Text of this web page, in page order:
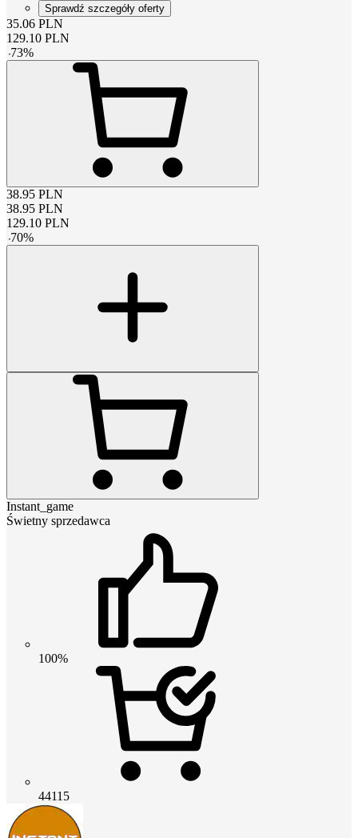
Sprawdź szczegóły oferty
35.06 PLN
129.10 PLN
-73%
38.95 PLN
38.95 PLN
129.10 PLN
-70%
Instant_game
Świetny sprzedawca
100%
44115